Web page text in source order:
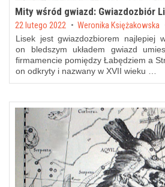
Mity wśród gwiazd: Gwiazdozbiór
Posted on
22 lutego 2022 byWeronika Księżakowska
Lisek jest gwiazdozbiorem najlepiej
on bledszym układem gwiazd
firmamencie pomiędzy Łabędziem a
on odkryty i nazwany w XVII wieku …